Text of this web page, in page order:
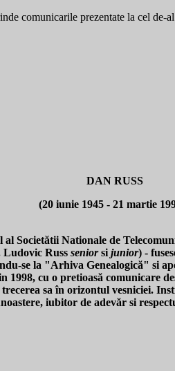
comunicarile prezentate la cel
DAN RUSS
(20 iunie 1945 - 21 martie
al Societătii Nationale de
Ludovic Russ seniorsi junior) -
se la "Arhiva Genealogică" si
1998, cu o pretioasă comunicare
sa în orizontul vesniciei.
iubitor de adevăr si